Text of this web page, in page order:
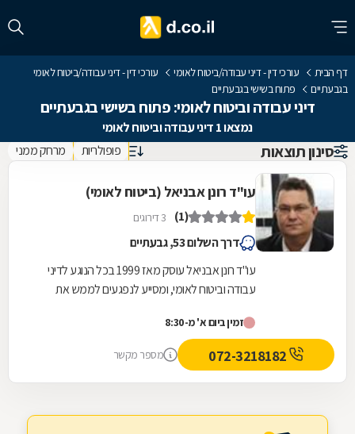
דף הבית עורכי דין - דיני עבודה/ביטוח לאומי
עורכי דין - דיני עבודה/ביטוח לאומי
בגבעתיים
פתוח בשישי בגבעתיים
דיני עבודה וביטוח לאומי: פתוח בשישי בגבעתיים
נמצאו 1 דיני עבודה וביטוח לאומי
סינון תוצאות פופולריות מרחק ממני
עו"ד רונן אבניאל (ביטוח לאומי)
(1) 3 דירוגים
דרך השלום 53, גבעתיים
עו"ד רונן אבניאל עוסק מאז 1999 בכל הנוגע לדיני
עבודה וביטוח לאומי, ומסייע לנפגעים לממש את
זמין ביום א' מ-8:30
מספר מקשר